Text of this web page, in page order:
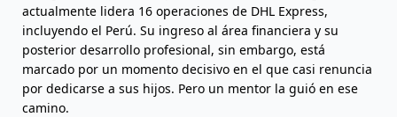
actualmente lidera 16 operaciones de DHL Express,
incluyendo el Perú. Su ingreso al área financiera y su
posterior desarrollo profesional, sin embargo, está
marcado por un momento decisivo en el que casi renuncia
por dedicarse a sus hijos. Pero un mentor la guió en ese
camino.